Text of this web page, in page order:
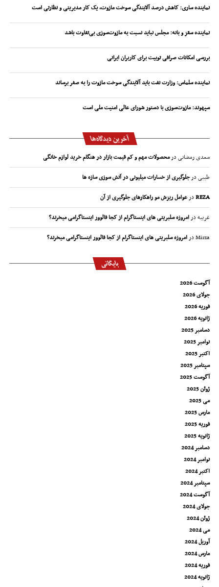
نماینده ساری: کاهش درصد آلایندگی سوخت مازوت، یک کار مدیریتی و نظارتی است
نماینده سقز و بانه: مجلس نباید نسبت به مازوت‌سوزی بی‌تفاوت باشد
بررسی امکانات صرافی توبیت برای کاربران ایرانی
نماینده سلماس: وزارت نفت باید آلایندگی سوخت مازوت را به صفر برساند
سپهوند:‌ مازوت‌سوزی با دستور شورای عالی امنیت ملی است
آخرین دیدگاه‌ها
سعدی رمضانیدرمحصولات مهم و کم قیمت بازار در هنگام خرید لوازم خانگی
طیبیدرجلوگیری از خسارات میلیونی در آتش سوزی سازه ها
REZAدرعوامل ریزش مو راهکارهای جلوگیری از آن
غریبهدرامروزه سلبریتی های اینستاگرام از کجا فالوور اینستاگرامی میخرند؟
Mirzaدرامروزه سلبریتی های اینستاگرام از کجا فالوور اینستاگرامی میخرند؟
بایگانی
آگوست 2026
جولای 2026
فوریه 2026
ژانویه 2026
دسامبر 2025
نوامبر 2025
اکتبر 2025
سپتامبر 2025
آگوست 2025
ژوئن 2025
می 2025
مارس 2025
فوریه 2025
ژانویه 2025
دسامبر 2024
نوامبر 2024
اکتبر 2024
سپتامبر 2024
آگوست 2024
جولای 2024
ژوئن 2024
می 2024
آوریل 2024
مارس 2024
فوریه 2024
ژانویه 2024